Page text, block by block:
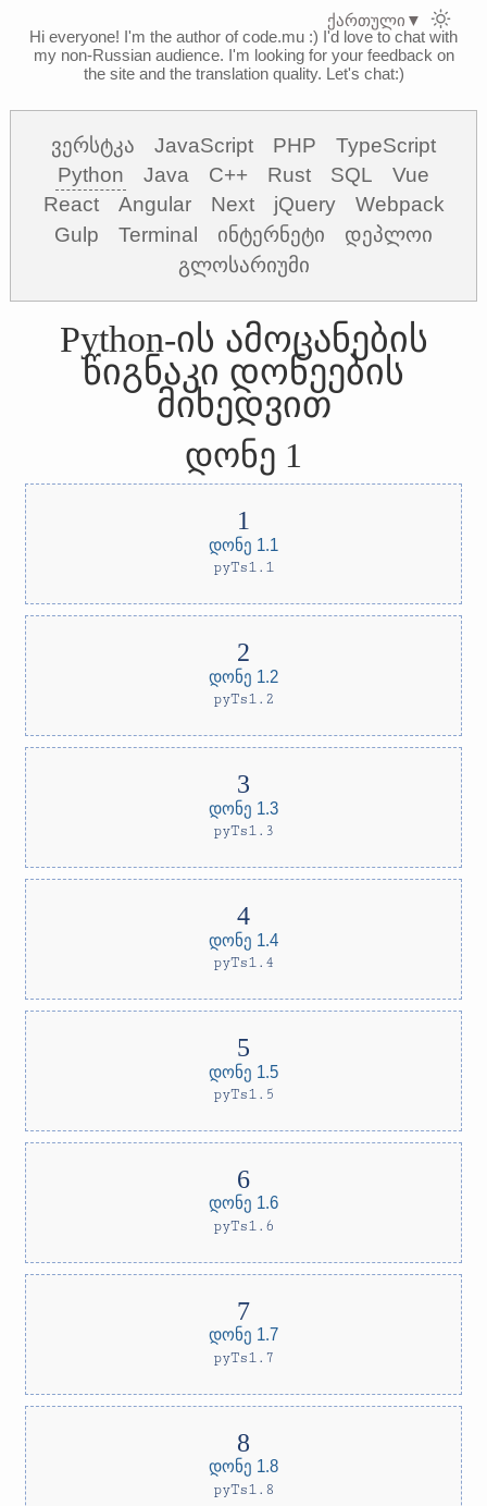
Hi everyone! I'm the author of code.mu :) I'd love to chat with
my non-Russian audience. I'm looking for your feedback on
the site and the translation quality. Let's chat:)
ვერსტკა JavaScript PHP
TypeScript
Python
Java C++ Rust SQL
Vue
React
Angular Next jQuery
Webpack
Gulp
Terminal ინტერნეტი
დეპლოი
გლოსარიუმი
Python-ის ამოცანების
წიგნაკი დონეების
მიხედვით
დონე 1
დონე 1.1
pyTs1.1
დონე 1.2
pyTs1.2
დონე 1.3
pyTs1.3
დონე 1.4
pyTs1.4
დონე 1.5
pyTs1.5
დონე 1.6
pyTs1.6
დონე 1.7
pyTs1.7
დონე 1.8
pyTs1.8
ქართული ▼